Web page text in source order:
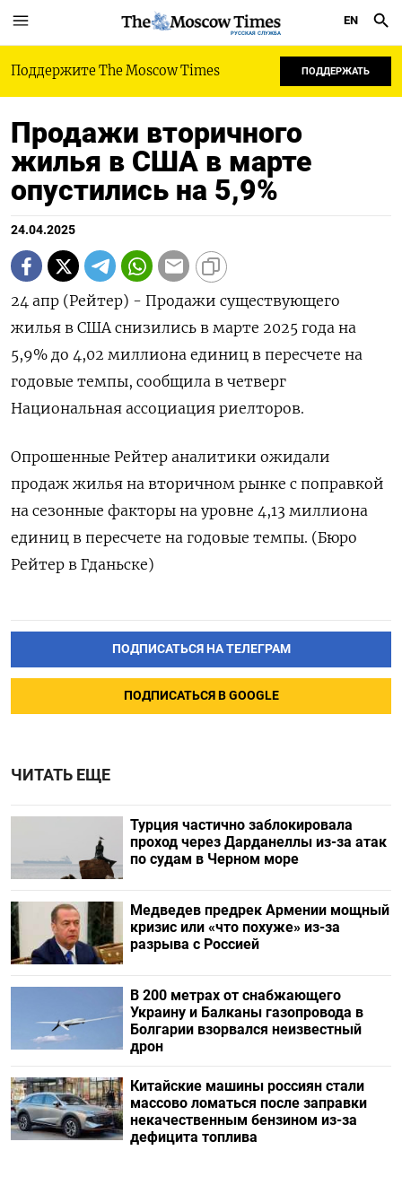
РУССКАЯ СЛУЖБА
EN
Поддержите The Moscow Times ПОДДЕРЖАТЬ
Продажи вторичного
жилья в США в марте
опустились на 5,9%
24.04.2025
24 апр (Рейтер) - Продажи существующего
жилья в США снизились в марте 2025 года на
5,9% до 4,02 миллиона единиц в пересчете на
годовые темпы, сообщила в четверг
Национальная ассоциация риелторов.
Опрошенные Рейтер аналитики ожидали
продаж жилья на вторичном рынке с поправкой
на сезонные факторы на уровне 4,13 миллиона
единиц в пересчете на годовые темпы. (Бюро
Рейтер в Гданьске)
ПОДПИСАТЬСЯ НА ТЕЛЕГРАМ
ПОДПИСАТЬСЯ В GOOGLE
ЧИТАТЬ ЕЩЕ
Турция частично заблокировала
проход через Дарданеллы из-за атак
по судам в Черном море
Медведев предрек Армении мощный
кризис или «что похуже» из-за
разрыва с Россией
В 200 метрах от снабжающего
Украину и Балканы газопровода в
Болгарии взорвался неизвестный
дрон
Китайские машины россиян стали
массово ломаться после заправки
некачественным бензином из-за
дефицита топлива